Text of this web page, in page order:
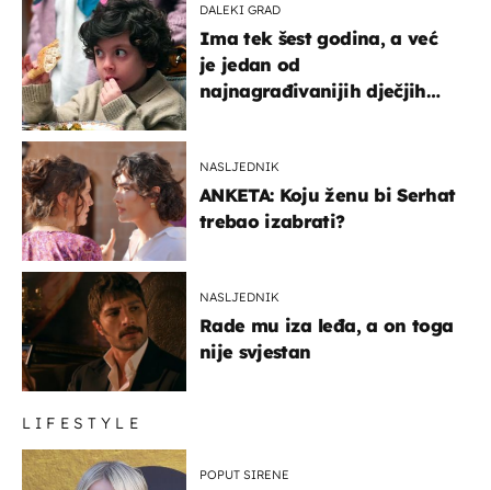
DALEKI GRAD
Ima tek šest godina, a već
je jedan od
najnagrađivanijih dječjih
NASLJEDNIK
ANKETA: Koju ženu bi Serhat
trebao izabrati?
NASLJEDNIK
Rade mu iza leđa, a on toga
nije svjestan
LIFESTYLE
POPUT SIRENE